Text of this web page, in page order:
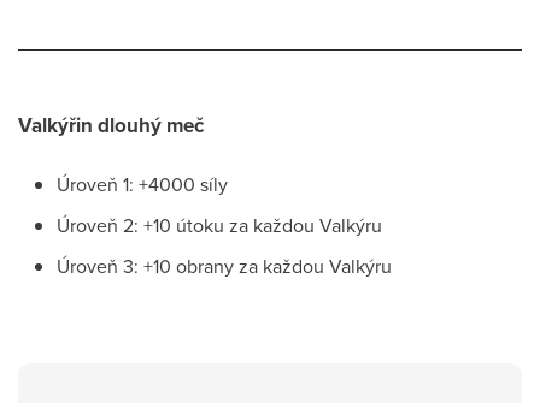
Valkýřin dlouhý meč
Úroveň 1: +4000 síly
Úroveň 2: +10 útoku za každou Valkýru
Úroveň 3: +10 obrany za každou Valkýru